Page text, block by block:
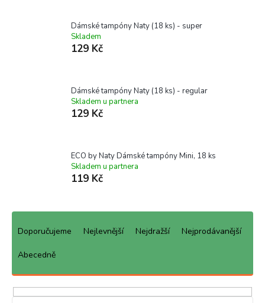
Dámské tampóny Naty (18 ks) - super
Skladem
129 Kč
Dámské tampóny Naty (18 ks) - regular
Skladem u partnera
129 Kč
ECO by Naty Dámské tampóny Mini, 18 ks
Skladem u partnera
119 Kč
Ř
p
Doporučujeme Nejlevnější Nejdražší Nejprodávanější
Abecedně